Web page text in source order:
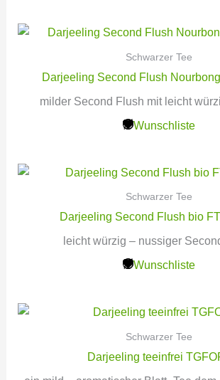
Schwarzer Tee
Darjeeling Second Flush
milder Second Flush mit leicht
Wunschliste
Schwarzer Tee
Darjeeling Second Flush bio
leicht würzig – nussiger
Wunschliste
Schwarzer Tee
Darjeeling teeinfrei